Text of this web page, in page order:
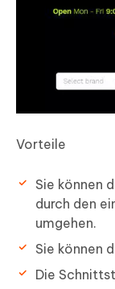
Vorteile
Sie können
durch den
umgehen.
Sie können
Die